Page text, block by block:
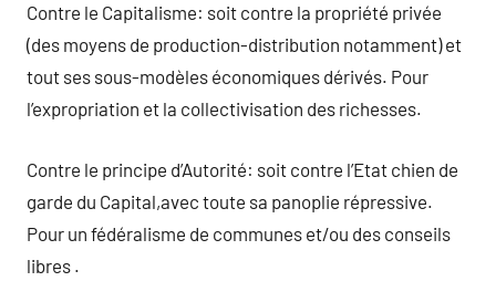
Contre le Capitalisme: soit contre la propriété privée
(des moyens de production-distribution notamment) et
tout ses sous-modèles économiques dérivés. Pour
l’expropriation et la collectivisation des richesses.
Contre le principe d’Autorité: soit contre l’Etat chien de
garde du Capital,avec toute sa panoplie répressive.
Pour un fédéralisme de communes et/ou des conseils
libres .